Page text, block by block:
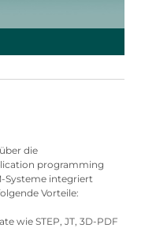
die
programming
Systeme integriert
Vorteile:
wie STEP, JT, 3D-PDF